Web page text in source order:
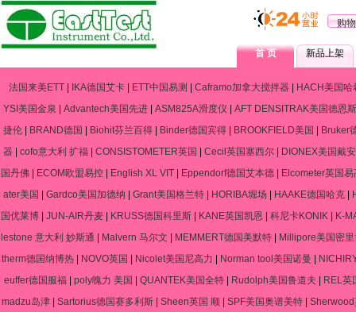
购
首 页 新品上架
法国来美ETT IKA德国艾卡 ETT中国易测 Caframo加拿大搅拌器
HACH美国哈
YSI美国金泉
Advantech美国先进| ASM825A滑度仪
AFT DENSITRAK美国德恩斯
捷伦| BRAND德国 Biohit芬兰百得| Binder德国宾得| BROOKFIELD美国
Bruker
器| cofo意大利 扩福| CONSISTOMETER英国 Cecil英国塞西尔| DIONEX美国戴安
国丹佛| ECOM欧盟易控| English XL VIT| Eppendorf德国艾本德|
Elcometer英国易
ater美国
Gardco美国加德纳 Grant美国格兰特| HORIBA堀场 HAAKE德国哈克|
国优莱博
JUN-AIR丹麦 KRUSS德国科里斯 KANE英国凯恩 科尼卡KONIK
K-
lestone 意大利 妙斯通
Malvern 马尔文 MEMMERT德国美默特
Millipore美国密
therm德国纳博热| NOVO英国 Nicolet美国尼高力 Norman tool美国诺曼
euffer德国服福| poly魄力 美国 QUANTEK美国全特| Rudolph美国鲁道夫
REL英
madzu岛津
Sartorius德国赛多利斯 Sheen英国 顺 SPF美国奥谱美特